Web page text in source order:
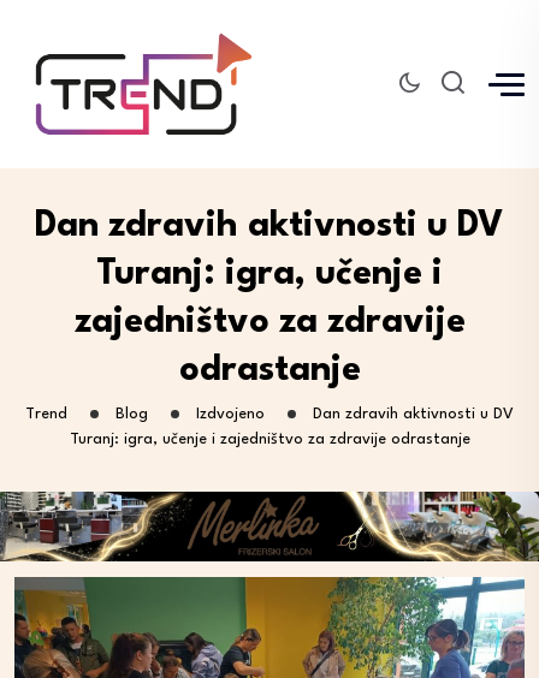
Dan zdravih aktivnosti u DV
Turanj: igra, učenje i
zajedništvo za zdravije
odrastanje
Trend Blog Izdvojeno
Dan zdravih aktivnosti u DV
Turanj: igra, učenje i zajedništvo za zdravije odrastanje